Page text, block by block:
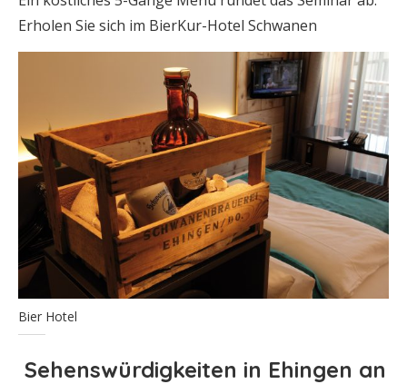
Erholen Sie sich im BierKur-Hotel Schwanen
Bier Hotel
Sehenswürdigkeiten in Ehingen an